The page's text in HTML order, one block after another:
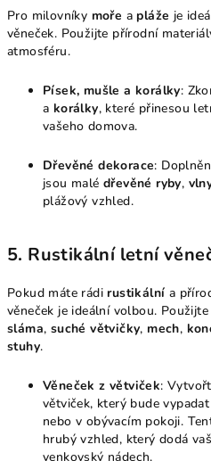
Pro milovníky moře a pláže je
věneček. Použijte přírodní
atmosféru.
Písek, mušle a korálky:
a korálky, které přinesou
vašeho domova.
Dřevěné dekorace:
jsou malédřevěné ryby,
plážový vzhled.
5. Rustikální letní
Pokud máte rádi rustikální a
věneček je ideální volbou.
sláma, suché větvičky, mech,
stuhy.
Věneček z větviček:
větviček, který bude
nebo v obývacím pokoji.
hrubý vzhled, který dodá
venkovský nádech.